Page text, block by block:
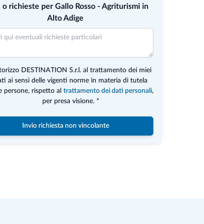
o richieste per Gallo Rosso - Agriturismi in
Alto Adige
DESTINATION S.r.l. al trattamento dei miei
ai sensi delle vigenti norme in materia di tutela
persone, rispetto al trattamento dei dati personali,
per presa visione. *
Invio richiesta non vincolante